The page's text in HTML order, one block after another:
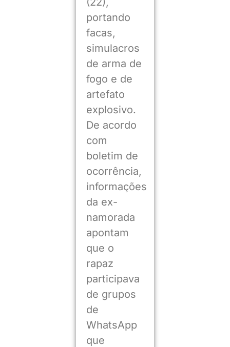
portando
facas,
simulacros
de arma de
fogo e de
artefato
explosivo.
De acordo
com
boletim de
ocorrência,
informações
da ex-
namorada
apontam
que o
rapaz
participava
de grupos
de
WhatsApp
que